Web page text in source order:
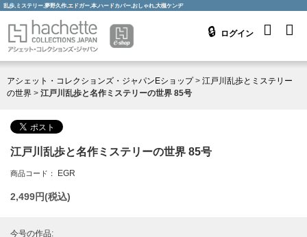
乱歩,ミステリー,夢野久作,エドガー,本,ハードカバー,おしゃれ,大槻ケンヂ
ログイン
アシェット・コレクションズ・ジャパンEショップ> 江戸川乱歩とミステリー
の世界 > 江戸川乱歩と名作ミステリーの世界 85号
江戸川乱歩と名作ミステリーの世界 85号
商品コード： EGR
2,499円(税込)
今号の作品: